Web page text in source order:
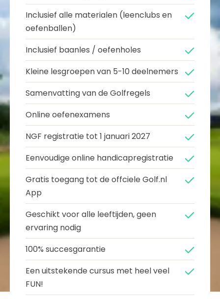
Inclusief alle materialen (leenclubs en
oefenballen)
Inclusief baanles / oefenholes
Kleine lesgroepen van 5-10 deelnemers
Samenvatting van de Golfregels
Online oefenexamens
NGF registratie tot 1 januari 2027
Eenvoudige online handicapregistratie
Gratis toegang tot de offciele Golf.nl
App
Geschikt voor alle leeftijden, geen
ervaring nodig
100% succesgarantie
Een uitstekende cursus met heel veel
FUN!